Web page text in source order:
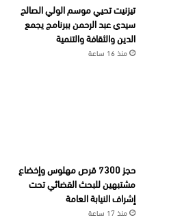
تيزنيت تحيي موسم الولي الصالح
سيدي عبد الرحمن ببرنامج يجمع
الدين والثقافة والتنمية
منذ 16 ساعة
حجز 7300 قرص مهلوس وإخضاع
مشتبهين للبحث القضائي تحت
إشراف النيابة العامة
منذ 17 ساعة